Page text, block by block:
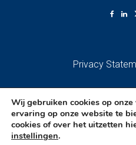
Privacy
Wij gebruiken cookies op
ervaring op onze website te
cookies of over het uitzetten
instellingen.